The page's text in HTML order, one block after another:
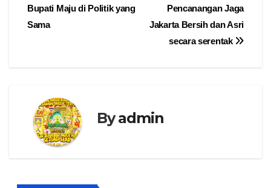
Pencanangan Jaga
Jakarta Bersih dan Asri
secara serentak
Bupati Maju di Politik yang
Sama
Byadmin